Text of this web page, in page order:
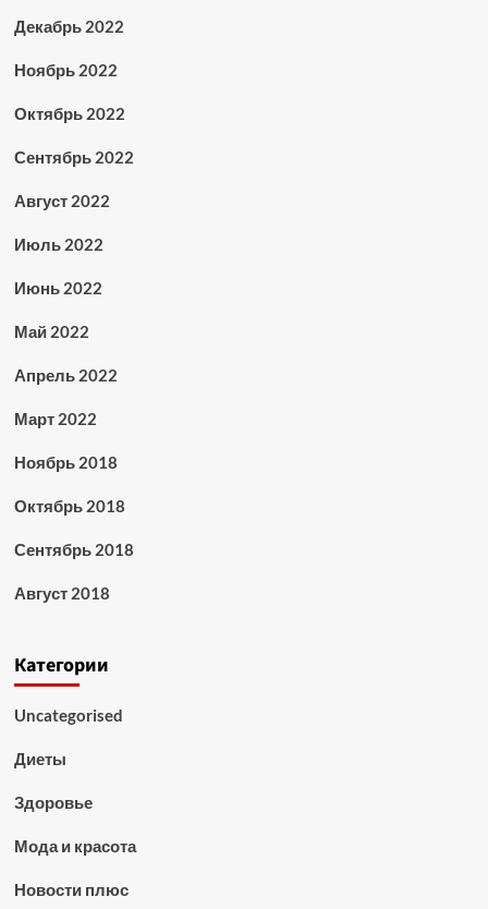
Декабрь 2022
Ноябрь 2022
Октябрь 2022
Сентябрь 2022
Август 2022
Июль 2022
Июнь 2022
Май 2022
Апрель 2022
Март 2022
Ноябрь 2018
Октябрь 2018
Сентябрь 2018
Август 2018
Категории
Uncategorised
Диеты
Здоровье
Мода и красота
Новости плюс